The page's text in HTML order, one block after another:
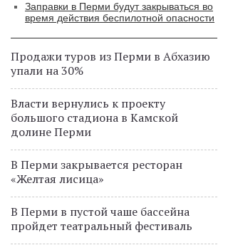
Заправки в Перми будут закрываться во
время действия беспилотной опасности
Продажи туров из Перми в Абхазию
упали на 30%
Власти вернулись к проекту
большого стадиона в Камской
долине Перми
В Перми закрывается ресторан
«Желтая лисица»
В Перми в пустой чаше бассейна
пройдет театральный фестиваль